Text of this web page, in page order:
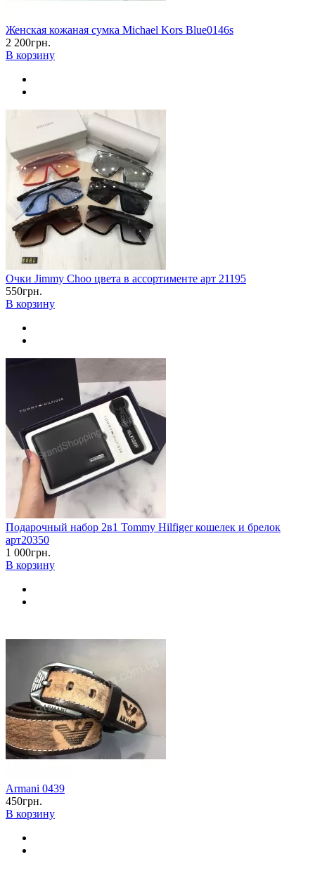
Женская кожаная сумка Michael Kors Blue0146s
2 200грн.
В корзину
Очки Jimmy Choo цвета в ассортименте арт 21195
550грн.
В корзину
Подарочный набор 2в1 Tommy Hilfiger кошелек и брелок
арт20350
1 000грн.
В корзину
Armani 0439
450грн.
В корзину